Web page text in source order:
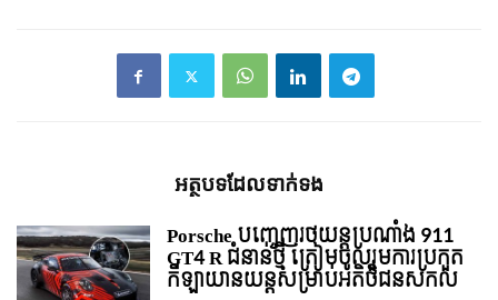
អត្ថបទ​ដែល​ទាក់ទង
Porsche បញ្ចេញរថយន្តប្រណាំង 911
GT4 R ជំនាន់ថ្មី ត្រៀមចូលរួមការប្រកួត
កីឡាយានយន្តសម្រាប់អតិថិជនសកល